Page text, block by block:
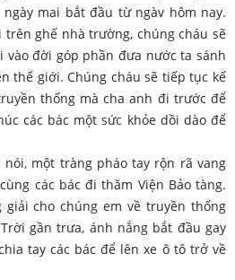
mai bắt đầu từ ngàv hôm nay.
trên ghế nhà trường, chúng cháu sẽ
vào đời góp phần đưa nước ta sánh
thế giới. Chúng cháu sẽ tiếp tục kế
thống mà cha anh đi trước để
các bác một sức khỏe dồi dào để
một tràng pháo tay rộn rã vang
các bác đi thăm Viện Bảo tàng.
giải cho chúng em về truyền thống
gần trưa, ánh nắng bắt đầu gay
tay các bác để lên xe ô tô trở về